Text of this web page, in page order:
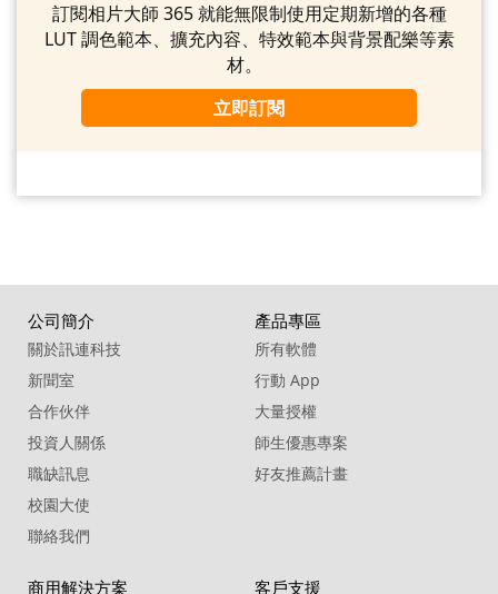
訂閱相片大師 365 就能無限制使用定期新增的各種
LUT 調色範本、擴充內容、特效範本與背景配樂等素
材。
立即訂閱
公司簡介
關於訊連科技
新聞室
合作伙伴
投資人關係
職缺訊息
校園大使
聯絡我們
產品專區
所有軟體
行動 App
大量授權
師生優惠專案
好友推薦計畫
商用解決方案 客戶支援